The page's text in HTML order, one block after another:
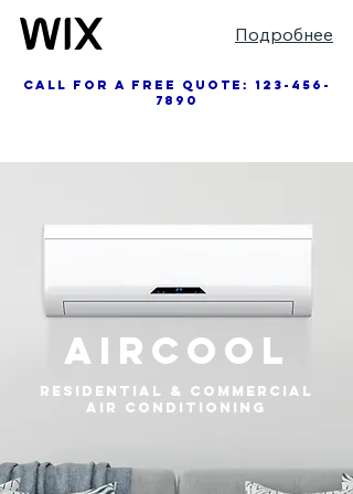
Подробнее